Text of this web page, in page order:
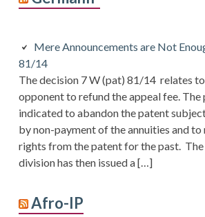
Mere Announcements are Not
81/14
The decision 7 W (pat) 81/14 relates
opponent to refund the appeal fee. The
indicated to abandon the patent
by non-payment of the annuities and
rights from the patent for the past.
division has then issued a […]
Afro-IP